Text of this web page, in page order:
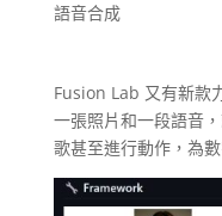
語音合成
Fusion Lab 又有新款
一張照片和一段語音
歌甚至進行動作，為